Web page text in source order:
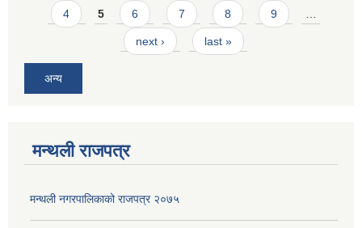
4 5 6 7 8 9
next › last »
अन्य
मन्थली राजपत्र
मन्थली नगरपालिकाको राजपत्र २०७५